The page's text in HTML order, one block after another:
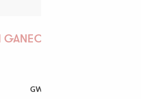
!
GWENAËLLE